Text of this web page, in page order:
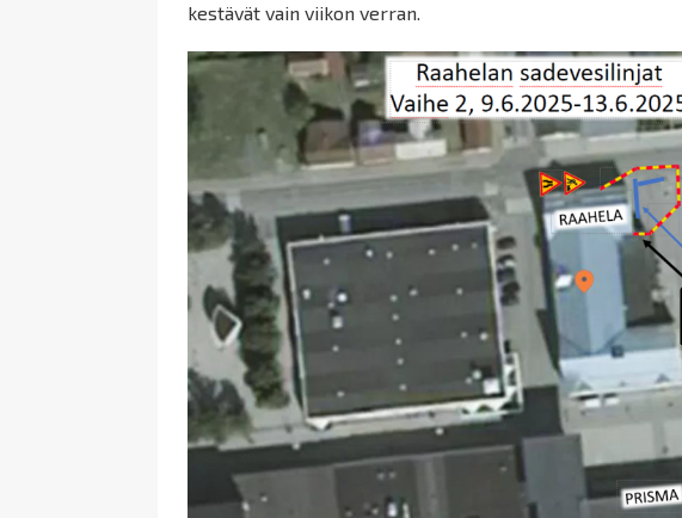
kestävät vain viikon verran.